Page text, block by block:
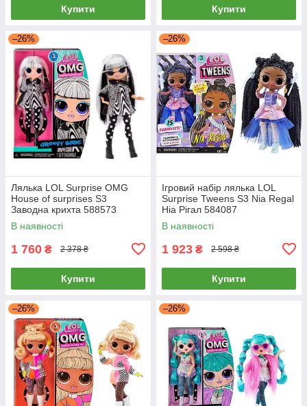
Купити Купити
–26%
Лялька LOL Surprise OMG
House of surprises S3
Заводна крихта 588573
В наявності
1 760 ₴ 2 378 ₴
Купити
–26%
Ігровий набір лялька LOL
Surprise Tweens S3 Nia Regal
Ніа Рігал 584087
В наявності
1 923 ₴ 2 598 ₴
Купити
–26% –26%